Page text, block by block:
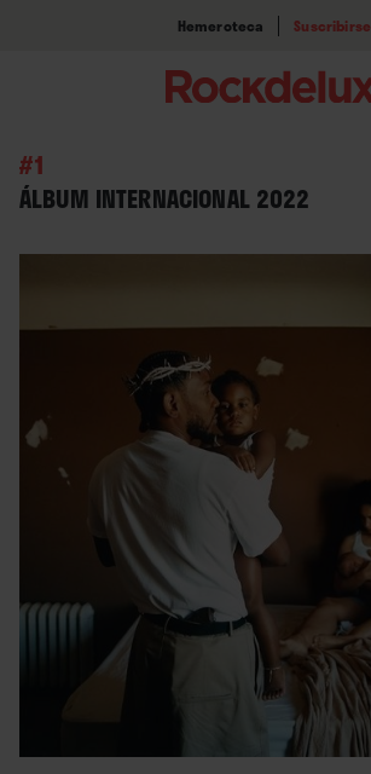
Hemeroteca Suscribirse
#1
ÁLBUM INTERNACIONAL 2022